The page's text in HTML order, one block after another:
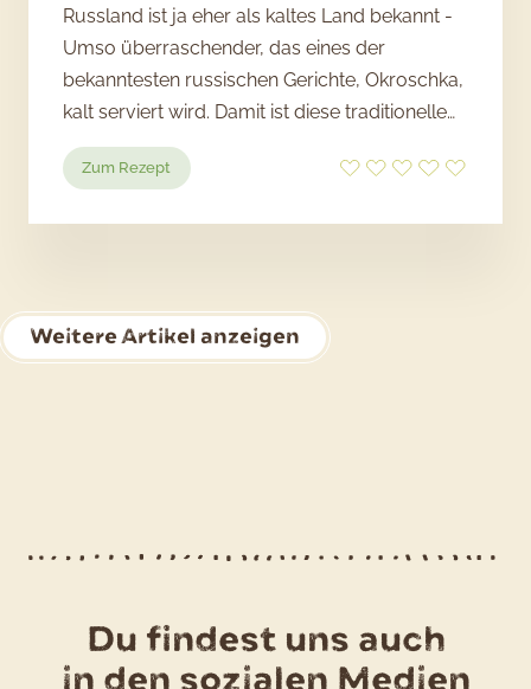
Russland ist ja eher als kaltes Land bekannt -
Umso überraschender, das eines der
bekanntesten russischen Gerichte, Okroschka,
kalt serviert wird. Damit ist diese traditionelle…
Zum Rezept
Russische
Weitere Artikel anzeigen
Du findest uns auch
in den sozialen Medien